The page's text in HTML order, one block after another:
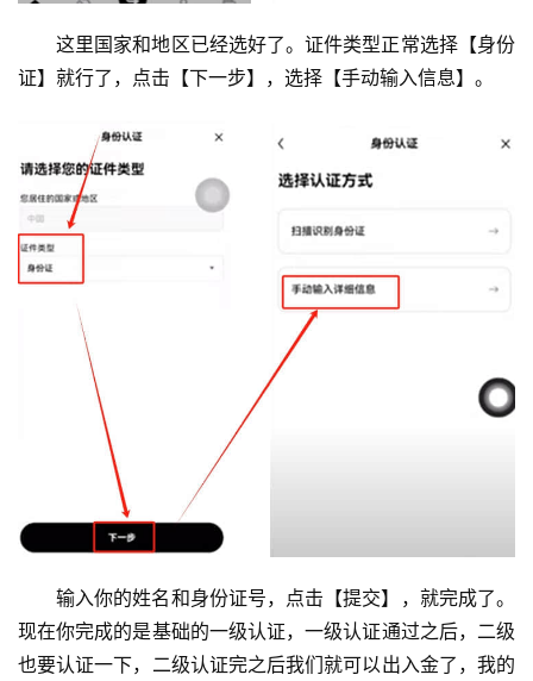
新
闻
情
分
这里国家和地区已经选好了。证件类型正常选择【身份
证】就行了，点击【下一步】，选择【手动输入信息】。
输入你的姓名和身份证号，点击【提交】，就完成了。
现在你完成的是基础的一级认证，一级认证通过之后，二级
也要认证一下，二级认证完之后我们就可以出入金了，我的